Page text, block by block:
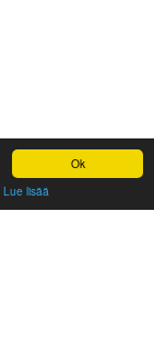
Ok
Lue lisää